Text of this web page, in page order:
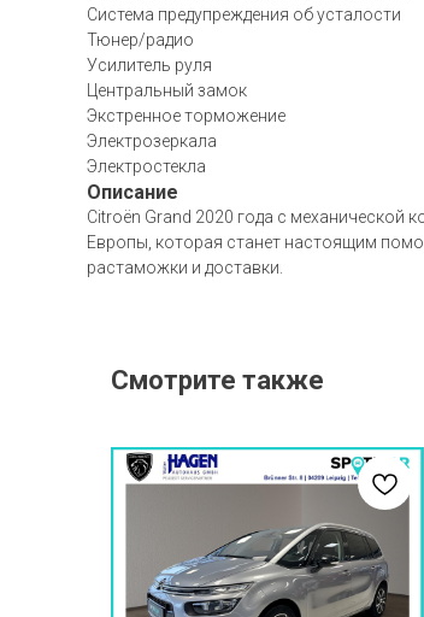
Система предупреждения об усталости
Тюнер/радио
Усилитель руля
Центральный замок
Экстренное торможение
Электрозеркала
Электростекла
Описание
Citroën Grand 2020 года с механической
Европы, которая станет настоящим
растаможки и доставки.
Смотрите также